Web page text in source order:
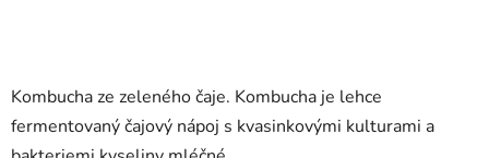
Kombucha ze zeleného čaje. Kombucha je lehce
fermentovaný čajový nápoj s kvasinkovými kulturami a